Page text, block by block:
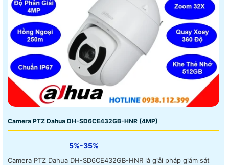
Camera PTZ Dahua DH-SD6CE432GB-HNR (4MP)
5%-35%
Camera PTZ Dahua DH-SD6CE432GB-HNR là giải pháp giám sát